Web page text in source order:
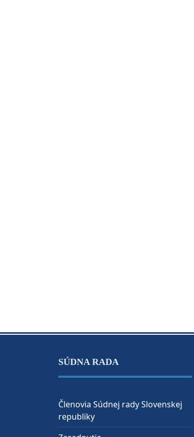
SÚDNA RADA
Členovia Súdnej rady Slovenskej
republiky